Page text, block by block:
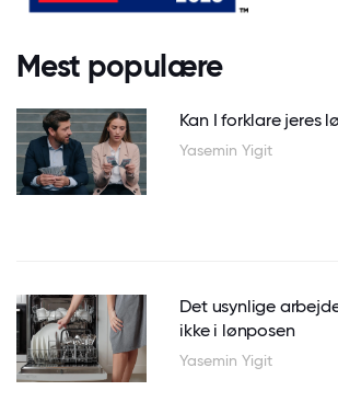
Mest populære
Kan I forklare jeres
Yasemin Yigit
Det usynlige
ikke i lønposen
Yasemin Yigit